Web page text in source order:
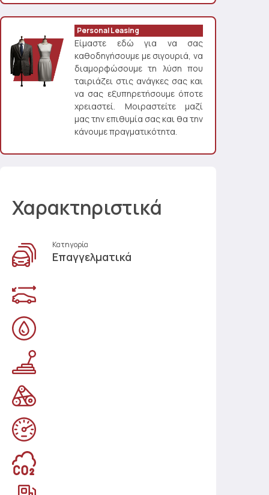
Personal Leasing
Είμαστε εδώ για να σας
καθοδηγήσουμε με σιγουριά, να
διαμορφώσουμε τη λύση που
ταιριάζει στις ανάγκες σας και
να σας εξυπηρετήσουμε όποτε
χρειαστεί. Μοιραστείτε μαζί
μας την επιθυμία σας και θα την
κάνουμε πραγματικότητα.
Χαρακτηριστικά
Κατηγορία
Επαγγελματικά